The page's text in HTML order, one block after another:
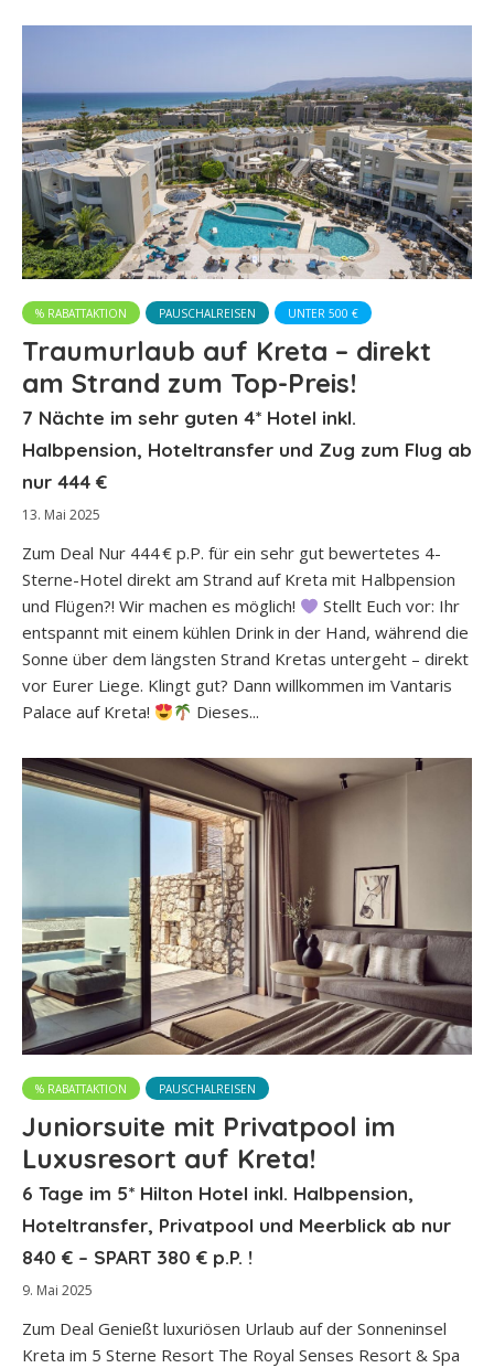
% RABATTAKTION PAUSCHALREISEN UNTER 500 €
Traumurlaub auf Kreta – direkt
am Strand zum Top-Preis!
7 Nächte im sehr guten 4* Hotel inkl.
Halbpension, Hoteltransfer und Zug zum Flug ab
nur 444 €
13. Mai 2025
Zum Deal Nur 444 € p.P. für ein sehr gut bewertetes 4-
Sterne-Hotel direkt am Strand auf Kreta mit Halbpension
und Flügen?! Wir machen es möglich!
Stellt Euch vor: Ihr
entspannt mit einem kühlen Drink in der Hand, während die
Sonne über dem längsten Strand Kretas untergeht – direkt
vor Eurer Liege. Klingt gut? Dann willkommen im Vantaris
Palace auf Kreta!
Dieses...
% RABATTAKTION PAUSCHALREISEN
Juniorsuite mit Privatpool im
Luxusresort auf Kreta!
6 Tage im 5* Hilton Hotel inkl. Halbpension,
Hoteltransfer, Privatpool und Meerblick ab nur
840 € – SPART 380 € p.P. !
9. Mai 2025
Zum Deal Genießt luxuriösen Urlaub auf der Sonneninsel
Kreta im 5 Sterne Resort The Royal Senses Resort & Spa